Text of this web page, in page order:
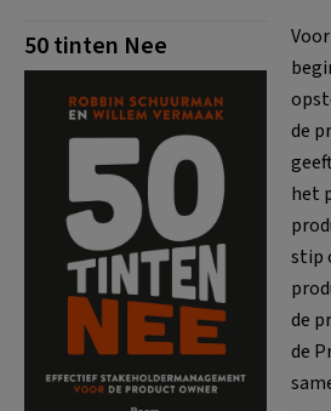
50 tinten Nee
de
het
stip
de
de